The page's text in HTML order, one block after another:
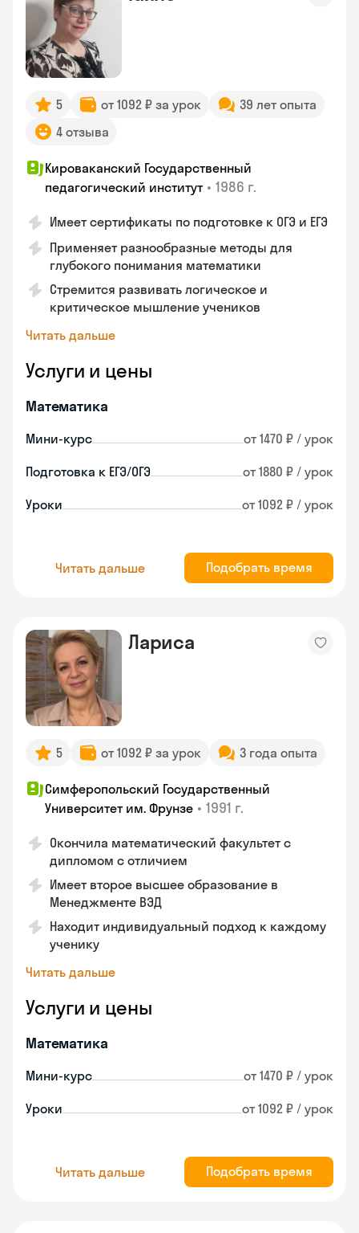
5 от 1092 ₽ за урок
39 лет опыта
4 отзыва
Кироваканский Государственный
педагогический институт • 1986 г.
Имеет сертификаты по подготовке к ОГЭ и ЕГЭ
Применяет разнообразные методы для
глубокого понимания математики
Стремится развивать логическое и
критическое мышление учеников
Читать дальше
Услуги и цены
Математика
Мини-курс от 1470 ₽ / урок
Подготовка к ЕГЭ/ОГЭ от 1880 ₽ / урок
Уроки от 1092 ₽ / урок
Читать дальше Подобрать время
Лариса
5 от 1092 ₽ за урок 3 года опыта
Симферопольский Государственный
Университет им. Фрунзе • 1991 г.
Окончила математический факультет с
дипломом с отличием
Имеет второе высшее образование в
Менеджменте ВЭД
Находит индивидуальный подход к каждому
ученику
Читать дальше
Услуги и цены
Математика
Мини-курс от 1470 ₽ / урок
Уроки от 1092 ₽ / урок
Читать дальше Подобрать время